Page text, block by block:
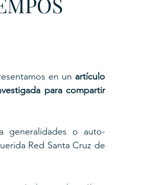
en un artículo
para compartir
generalidades o auto-
Red Santa Cruz de